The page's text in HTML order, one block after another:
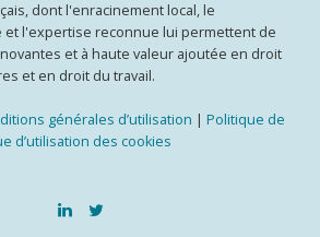
dont l'enracinement local, le
l'expertise reconnue lui permettent de
et à haute valeur ajoutée en droit
et en droit du travail.
générales d’utilisation | Politique de
d’utilisation des cookies